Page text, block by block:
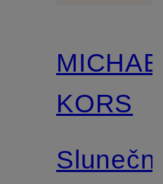
MICHAEL
KORS
Sluneční